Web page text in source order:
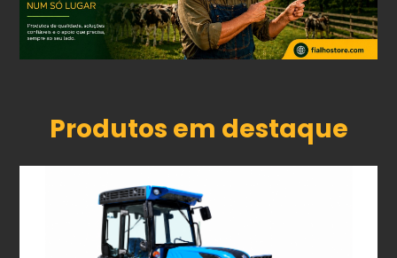
Produtos em destaque